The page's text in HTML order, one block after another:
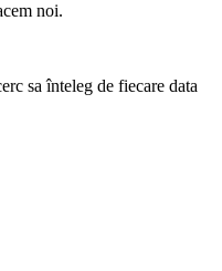
noi.
sa înteleg de fiecare data